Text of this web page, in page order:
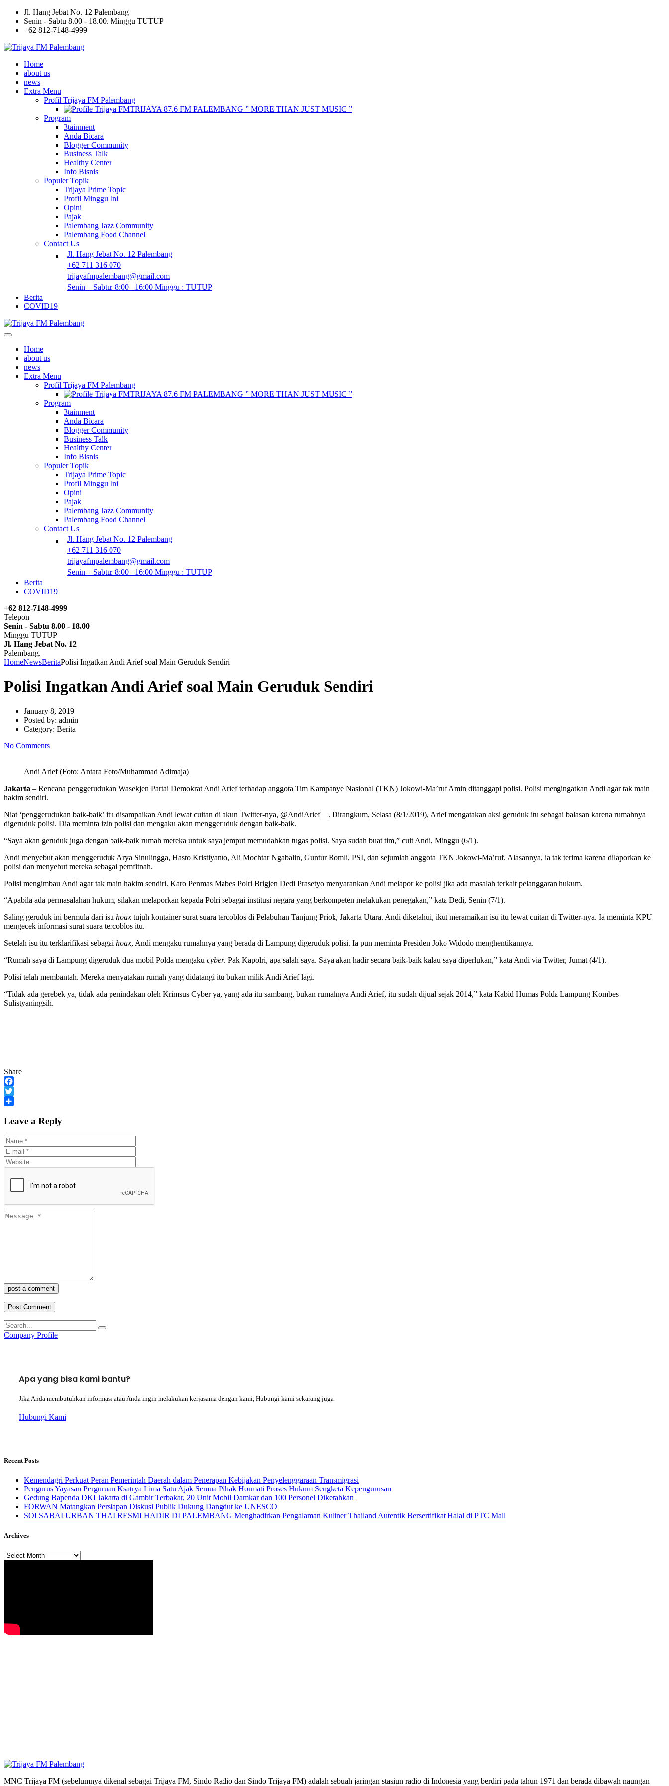
Jl. Hang Jebat No. 12 Palembang
Senin - Sabtu 8.00 - 18.00. Minggu TUTUP
+62 812-7148-4999
Home
about us
news
Extra Menu
Profil Trijaya FM Palembang
TRIJAYA 87.6 FM PALEMBANG ” MORE THAN JUST MUSIC ”
Program
3tainment
Anda Bicara
Blogger Community
Business Talk
Healthy Center
Info Bisnis
Populer Topik
Trijaya Prime Topic
Profil Minggu Ini
Opini
Pajak
Palembang Jazz Community
Palembang Food Channel
Contact Us
Jl. Hang Jebat No. 12 Palembang
+62 711 316 070
trijayafmpalembang@gmail.com
Senin – Sabtu: 8:00 –16:00 Minggu : TUTUP
Berita
COVID19
Home
about us
news
Extra Menu
Profil Trijaya FM Palembang
TRIJAYA 87.6 FM PALEMBANG ” MORE THAN JUST MUSIC ”
Program
3tainment
Anda Bicara
Blogger Community
Business Talk
Healthy Center
Info Bisnis
Populer Topik
Trijaya Prime Topic
Profil Minggu Ini
Opini
Pajak
Palembang Jazz Community
Palembang Food Channel
Contact Us
Jl. Hang Jebat No. 12 Palembang
+62 711 316 070
trijayafmpalembang@gmail.com
Senin – Sabtu: 8:00 –16:00 Minggu : TUTUP
Berita
COVID19
+62 812-7148-4999
Telepon
Senin - Sabtu 8.00 - 18.00
Minggu TUTUP
Jl. Hang Jebat No. 12
Palembang.
HomeNewsBeritaPolisi Ingatkan Andi Arief soal Main Geruduk Sendiri
Polisi Ingatkan Andi Arief soal Main Geruduk Sendiri
January 8, 2019
Posted by: admin
Category: Berita
No Comments
Andi Arief (Foto: Antara Foto/Muhammad Adimaja)
Jakarta – Rencana penggerudukan Wasekjen Partai Demokrat Andi Arief terhadap anggota Tim Kampanye Nasional (TKN) Jokowi-Ma’ruf Amin ditanggapi polisi. Polisi mengingatkan Andi agar tak main
hakim sendiri.
Niat ‘penggerudukan baik-baik’ itu disampaikan Andi lewat cuitan di akun Twitter-nya, @AndiArief__. Dirangkum, Selasa (8/1/2019), Arief mengatakan aksi geruduk itu sebagai balasan karena rumahnya
digeruduk polisi. Dia meminta izin polisi dan mengaku akan menggeruduk dengan baik-baik.
“Saya akan geruduk juga dengan baik-baik rumah mereka untuk saya jemput memudahkan tugas polisi. Saya sudah buat tim,” cuit Andi, Minggu (6/1).
Andi menyebut akan menggeruduk Arya Sinulingga, Hasto Kristiyanto, Ali Mochtar Ngabalin, Guntur Romli, PSI, dan sejumlah anggota TKN Jokowi-Ma’ruf. Alasannya, ia tak terima karena dilaporkan ke
polisi dan menyebut mereka sebagai pemfitnah.
Polisi mengimbau Andi agar tak main hakim sendiri. Karo Penmas Mabes Polri Brigjen Dedi Prasetyo menyarankan Andi melapor ke polisi jika ada masalah terkait pelanggaran hukum.
“Apabila ada permasalahan hukum, silakan melaporkan kepada Polri sebagai institusi negara yang berkompeten melakukan penegakan,” kata Dedi, Senin (7/1).
Saling geruduk ini bermula dari isu hoax tujuh kontainer surat suara tercoblos di Pelabuhan Tanjung Priok, Jakarta Utara. Andi diketahui, ikut meramaikan isu itu lewat cuitan di Twitter-nya. Ia meminta KPU
mengecek informasi surat suara tercoblos itu.
Setelah isu itu terklarifikasi sebagai hoax, Andi mengaku rumahnya yang berada di Lampung digeruduk polisi. Ia pun meminta Presiden Joko Widodo menghentikannya.
“Rumah saya di Lampung digeruduk dua mobil Polda mengaku cyber. Pak Kapolri, apa salah saya. Saya akan hadir secara baik-baik kalau saya diperlukan,” kata Andi via Twitter, Jumat (4/1).
Polisi telah membantah. Mereka menyatakan rumah yang didatangi itu bukan milik Andi Arief lagi.
“Tidak ada gerebek ya, tidak ada penindakan oleh Krimsus Cyber ya, yang ada itu sambang, bukan rumahnya Andi Arief, itu sudah dijual sejak 2014,” kata Kabid Humas Polda Lampung Kombes
Sulistyaningsih.
Share
Facebook
Twitter
Leave a Reply
post a comment
Company Profile
Apa yang bisa kami bantu?
Jika Anda membutuhkan informasi atau Anda ingin melakukan kerjasama dengan kami, Hubungi kami sekarang juga.
Hubungi Kami
Recent Posts
Kemendagri Perkuat Peran Pemerintah Daerah dalam Penerapan Kebijakan Penyelenggaraan Transmigrasi
Pengurus Yayasan Perguruan Ksatrya Lima Satu Ajak Semua Pihak Hormati Proses Hukum Sengketa Kepengurusan
Gedung Bapenda DKI Jakarta di Gambir Terbakar, 20 Unit Mobil Damkar dan 100 Personel Dikerahkan
FORWAN Matangkan Persiapan Diskusi Publik Dukung Dangdut ke UNESCO
SOI SABAI URBAN THAI RESMI HADIR DI PALEMBANG Menghadirkan Pengalaman Kuliner Thailand Autentik Bersertifikat Halal di PTC Mall
Archives
Archives
MNC Trijaya FM (sebelumnya dikenal sebagai Trijaya FM, Sindo Radio dan Sindo Trijaya FM) adalah sebuah jaringan stasiun radio di Indonesia yang berdiri pada tahun 1971 dan berada dibawah naungan